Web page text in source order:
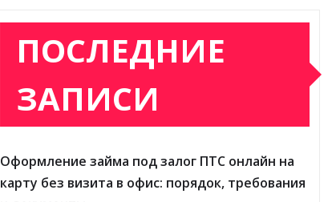
ПОСЛЕДНИЕ
ЗАПИСИ
Оформление займа под залог ПТС онлайн на
карту без визита в офис: порядок, требования